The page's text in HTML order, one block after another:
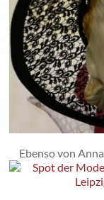
Ebenso von